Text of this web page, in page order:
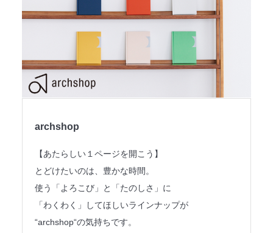
NEWS
文具女子アワード
アイデアコンペ
レポート
SHARE ME!
archshop
【あたらしい１ページを開こう】
とどけたいのは、豊かな時間。
使う「よろこび」と「たのしさ」に
「わくわく」してほしいラインナップが
“archshop“の気持ちです。